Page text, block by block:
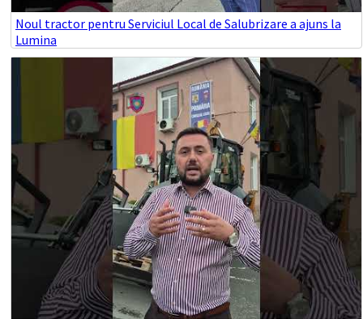
Noul tractor pentru Serviciul Local de Salubrizare a ajuns la
Lumina